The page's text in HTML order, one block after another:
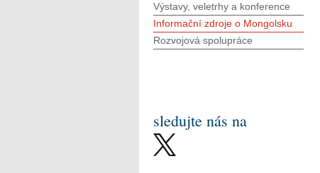
Výstavy, veletrhy a konference
Informační zdroje o Mongolsku
Rozvojová spolupráce
sledujte nás na